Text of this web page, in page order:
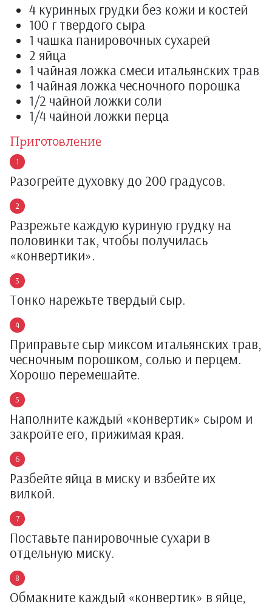
4 куринных грудки без кожи и костей
100 г твердого сыра
1 чашка панировочных сухарей
2 яйца
1 чайная ложка смеси итальянских трав
1 чайная ложка чесночного порошка
1/2 чайной ложки соли
1/4 чайной ложки перца
Приготовление
Разогрейте духовку до 200 градусов.
Разрежьте каждую куриную грудку на
половинки так, чтобы получилась
«конвертики».
Тонко нарежьте твердый сыр.
Приправьте сыр миксом итальянских трав,
чесночным порошком, солью и перцем.
Хорошо перемешайте.
Наполните каждый «конвертик» сыром и
закройте его, прижимая края.
Разбейте яйца в миску и взбейте их
вилкой.
Поставьте панировочные сухари в
отдельную миску.
Обмакните каждый «конвертик» в яйце,